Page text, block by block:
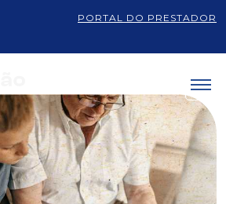
PORTAL DO PRESTADOR